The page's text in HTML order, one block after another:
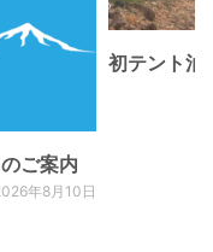
ご案内
年8月10日
初テント